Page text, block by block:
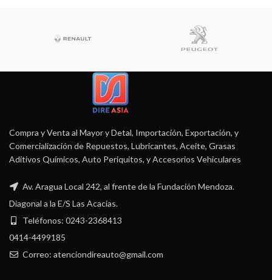
Compra y Venta al Mayor y Detal, Importación, Exportación, y
Comercialización de Repuestos, Lubricantes, Aceite, Grasas
Aditivos Químicos, Auto Periquitos, y Accesorios Vehiculares
Av. Aragua Local 242, al frente de la Fundación Mendoza.
Diagonal a la E/S Las Acacias.
Teléfonos: 0243-2368413
0414-4499185
Correo: atenciondireauto@gmail.com